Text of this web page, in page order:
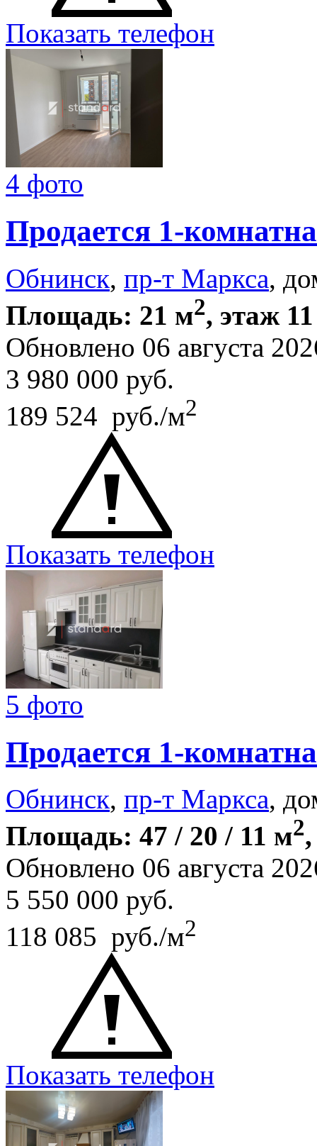
Показать телефон
4 фото
Продается 1-
Обнинск, пр-т Маркса,
Площадь: 21 м2, этаж
Обновлено 06 августа
3 980 000 руб.
189 524 руб./м2
Показать телефон
5 фото
Продается 1-
Обнинск, пр-т Маркса,
Площадь: 47 / 20 / 11 м2
Обновлено 06 августа
5 550 000 руб.
118 085 руб./м2
Показать телефон